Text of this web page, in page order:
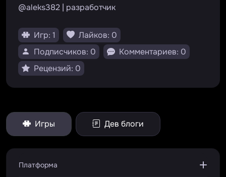
@aleks382 | разработчик
Игр: 1
Лайков: 0
Подписчиков: 0
Комментариев: 0
Рецензий: 0
Игры Дев блоги
Платформа